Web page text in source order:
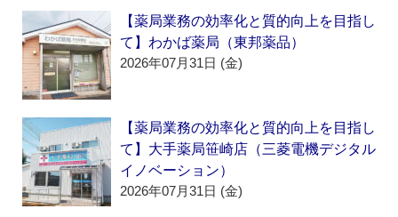
【薬局業務の効率化と質的向上を目指し
て】わかば薬局（東邦薬品）
2026年07月31日 (金)
【薬局業務の効率化と質的向上を目指し
て】大手薬局笹崎店（三菱電機デジタル
イノベーション）
2026年07月31日 (金)